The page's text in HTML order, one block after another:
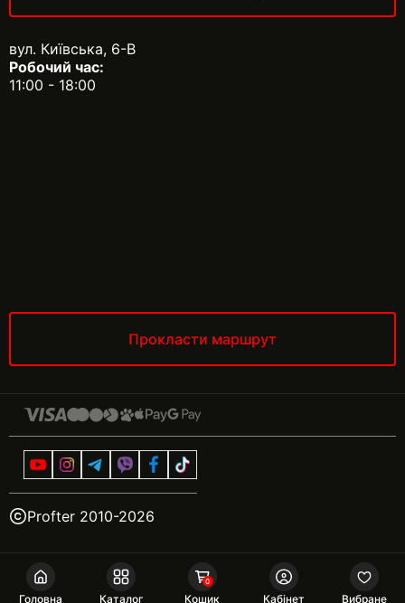
Головна Каталог Кошик
0
Кабінет Вибране
вул. Київська, 6-В
Робочий час:
11:00 - 18:00
Прокласти маршрут
Profter 2010-2026